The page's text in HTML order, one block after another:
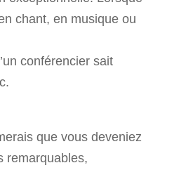
chant, en musique ou
conférencier sait
que vous deveniez
remarquables,